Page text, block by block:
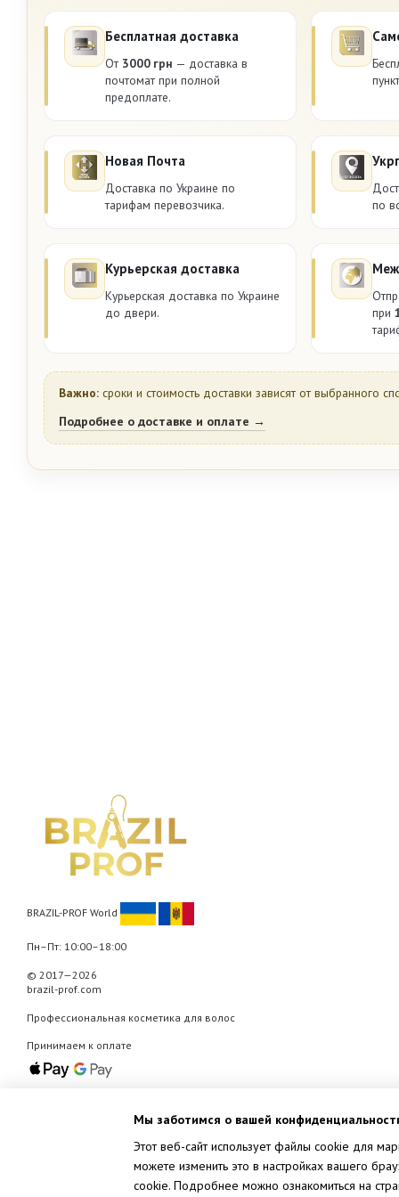
Бесплатная доставка
От 3000 грн — доставка в
почтомат при полной
предоплате.
Новая Почта
Доставка по Украине по
тарифам перевозчика.
по
Курьерская доставка
Курьерская доставка по Украине
до двери.
при
Важно: сроки и стоимость доставки зависят от выбранного
Подробнее о доставке и оплате →
BRAZIL-PROF World
Пн–Пт: 10:00–18:00
© 2017—2026
brazil-prof.com
Профессиональная косметика для волос
Принимаем к оплате
Мы заботимся о вашей
Этот веб-сайт использует файлы cookie для
можете изменить это в настройках вашего
cookie. Подробнее можно ознакомиться на